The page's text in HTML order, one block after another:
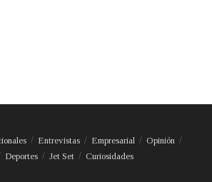
Entrevistas Empresarial
Opinión
Deportes Jet Set Curiosidades